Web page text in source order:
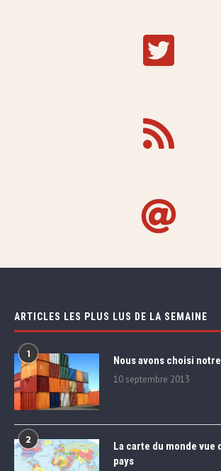
ARTICLES LES PLUS LUS DE LA SEMAINE
1 Nous avons choisi
10 septembre 2013
2
La carte du monde
pays